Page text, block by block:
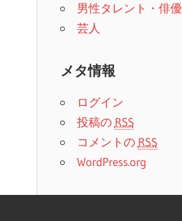
男性タレント・俳優
芸人
メタ情報
ログイン
投稿の RSS
コメントの RSS
WordPress.org